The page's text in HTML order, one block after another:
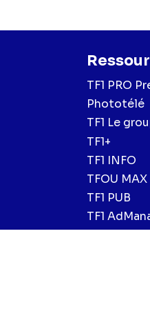
TF1 PRO
Phototélé
TF1 Le
TF1+
TF1 INFO
TFOU MAX
TF1 PUB
TF1